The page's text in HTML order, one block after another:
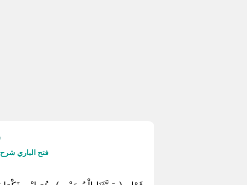
فتح الباري